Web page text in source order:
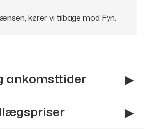
kører vi tilbage mod Fyn.
ankomsttider